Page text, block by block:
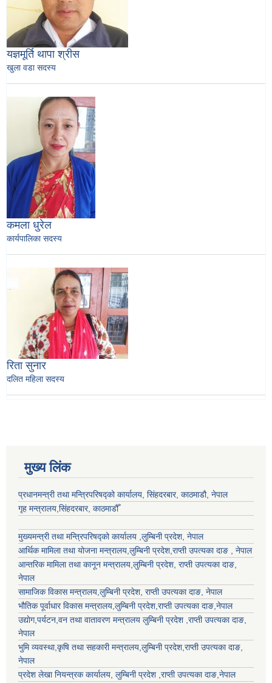
यज्ञमूर्ति थापा श्रीस
खुला वडा सदस्य
कमला धुरेल
कार्यपालिका सदस्य
रिता सुनार
दलित महिला सदस्य
मुख्य लिंक
प्रधानमन्त्री तथा मन्त्रिपरिषद्को कार्यालय, सिंहदरबार, काठमाडौ, नेपाल
गृह मन्त्रालय,सिंहदरबार, काठमाडौँ
मुख्यमन्त्री तथा मन्त्रिपरिषद्को कार्यालय ,लुम्बिनी प्रदेश, नेपाल
आर्थिक मामिला तथा योजना मन्त्रालय,लुम्बिनी प्रदेश,राप्ती उपत्यका दाङ , नेपाल
आन्तरिक मामिला तथा कानून मन्त्रालय,लुम्बिनी प्रदेश, राप्ती उपत्यका दाङ,
नेपाल
सामाजिक विकास मन्त्रालय,लुम्बिनी प्रदेश, राप्ती उपत्यका दाङ, नेपाल
भौतिक पूर्वाधार विकास मन्त्रालय,लुम्बिनी प्रदेश,राप्ती उपत्यका दाङ,नेपाल
उद्याेग,पर्यटन,वन तथा वातावरण मन्त्रालय लुम्बिनी प्रदेश ,राप्ती उपत्यका दाङ,
नेपाल
भुमि व्यवस्था,कृषि तथा सहकारी मन्त्रालय,लुम्बिनी प्रदेश,राप्ती उपत्यका दाङ,
नेपाल
प्रदेश लेखा नियन्त्रक कार्यालय, लुम्बिनी प्रदेश ,राप्ती उपत्यका दाङ,नेपाल